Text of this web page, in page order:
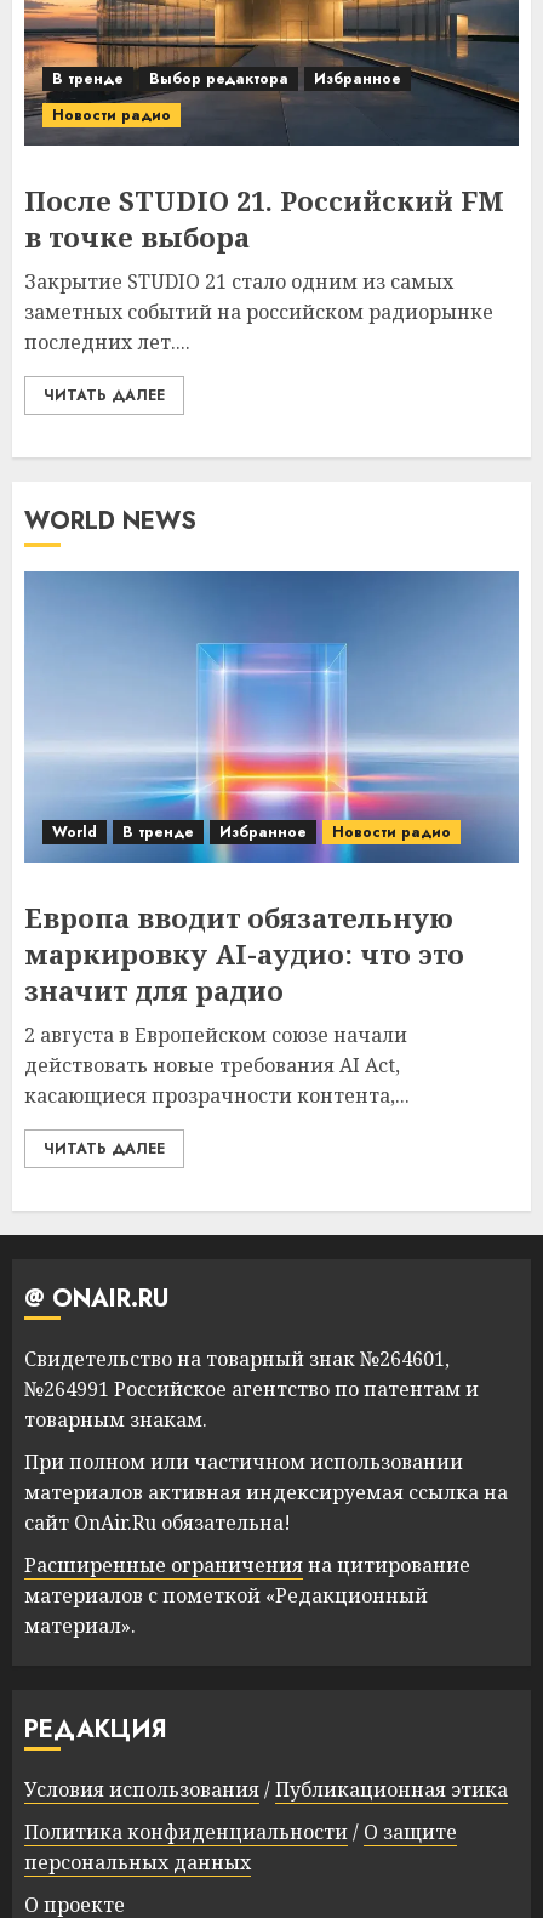
В тренде Выбор редактора
Избранное
Новости радио
После STUDIO 21. Российский FM
в точке выбора
Закрытие STUDIO 21 стало одним из самых
заметных событий на российском радиорынке
последних лет....
ЧИТАТЬ ДАЛЕЕ
WORLD NEWS
World В тренде Избранное Новости радио
Европа вводит обязательную
маркировку AI-аудио: что это
значит для радио
2 августа в Европейском союзе начали
действовать новые требования AI Act,
касающиеся прозрачности контента,...
ЧИТАТЬ ДАЛЕЕ
@ ONAIR.RU
Свидетельство на товарный знак №264601,
№264991 Российское агентство по патентам и
товарным знакам.
При полном или частичном использовании
материалов активная индексируемая ссылка на
сайт OnAir.Ru обязательна!
Расширенные ограниченияна цитирование
материалов с пометкой «Редакционный
материал».
РЕДАКЦИЯ
Условия использования/Публикационная этика
Политика конфиденциальности/ О защите
персональных данных
О проекте